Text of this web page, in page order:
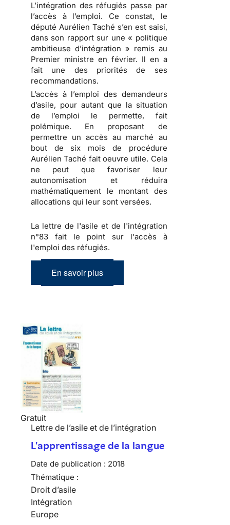
L’intégration des réfugiés passe par
l’accès à l’emploi. Ce constat, le
député Aurélien Taché s’en est saisi,
dans son rapport sur une « politique
ambitieuse d’intégration » remis au
Premier ministre en février. Il en a
fait une des priorités de ses
recommandations.
L’accès à l’emploi des demandeurs
d’asile, pour autant que la situation
de l’emploi le permette, fait
polémique. En proposant de
permettre un accès au marché au
bout de six mois de procédure
Aurélien Taché fait oeuvre utile. Cela
ne peut que favoriser leur
autonomisation et réduira
mathématiquement le montant des
allocations qui leur sont versées.
La lettre de l'asile et de l'intégration
n°83 fait le point sur l'accès à
l'emploi des réfugiés.
En savoir plus
Gratuit
Lettre de l’asile et de l’intégration
L'apprentissage de la langue
Date de publication : 2018
Thématique :
Droit d’asile
Intégration
Europe